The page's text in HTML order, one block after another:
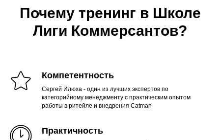
Почему тренинг в Школе
Лиги Коммерсантов?
Компетентность
Сергей Илюха - один из лучших экспертов по
категорийному менеджменту с практическим опытом
работы в ритейле и внедрения Catman
Практичность